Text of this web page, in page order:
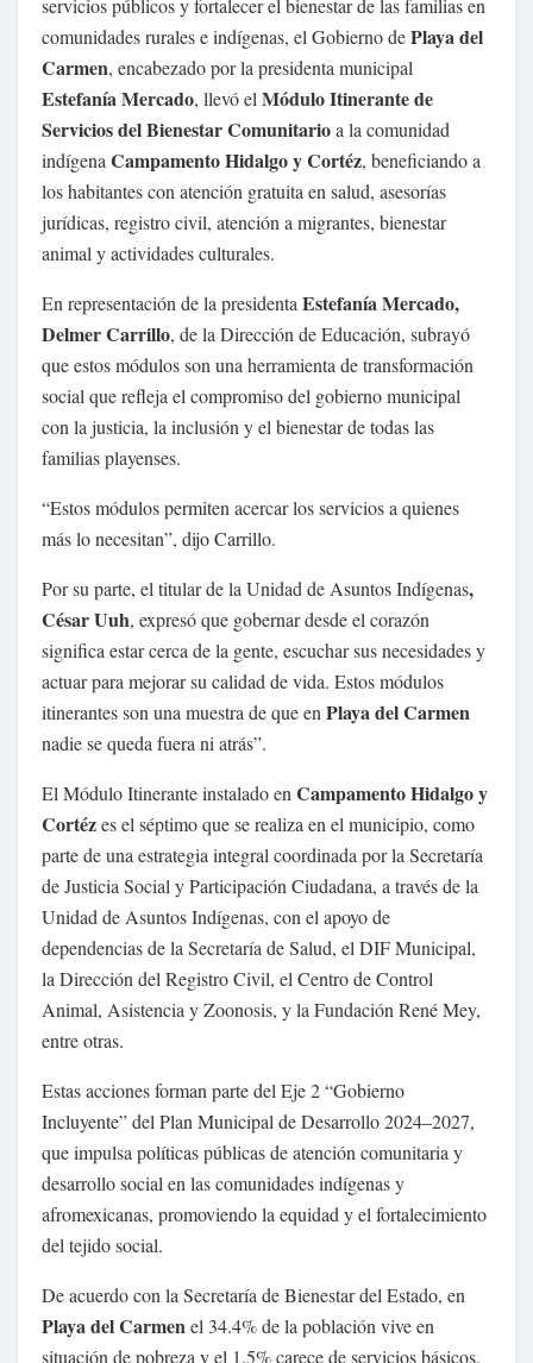
servicios públicos y fortalecer el bienestar de las familias en
comunidades rurales e indígenas, el Gobierno dePlaya del
Carmen, encabezado por la presidenta municipal
Estefanía Mercado, llevó el Módulo Itinerante de
Servicios del Bienestar Comunitarioa la comunidad
indígena Campamento Hidalgo y Cortéz, beneficiando a
los habitantes con atención gratuita en salud, asesorías
jurídicas, registro civil, atención a migrantes, bienestar
animal y actividades culturales.
En representación de la presidenta Estefanía Mercado,
Delmer Carrillo, de la Dirección de Educación, subrayó
que estos módulos son una herramienta de transformación
social que refleja el compromiso del gobierno municipal
con la justicia, la inclusión y el bienestar de todas las
familias playenses.
“Estos módulos permiten acercar los servicios a quienes
más lo necesitan”, dijo Carrillo.
Por su parte, el titular de la Unidad de Asuntos Indígenas,
César Uuh, expresó que gobernar desde el corazón
significa estar cerca de la gente, escuchar sus necesidades y
actuar para mejorar su calidad de vida. Estos módulos
itinerantes son una muestra de que en Playa del Carmen
nadie se queda fuera ni atrás”.
El Módulo Itinerante instalado en Campamento Hidalgo y
Cortézes el séptimo que se realiza en el municipio, como
parte de una estrategia integral coordinada por la Secretaría
de Justicia Social y Participación Ciudadana, a través de la
Unidad de Asuntos Indígenas, con el apoyo de
dependencias de la Secretaría de Salud, el DIF Municipal,
la Dirección del Registro Civil, el Centro de Control
Animal, Asistencia y Zoonosis, y la Fundación René Mey,
entre otras.
Estas acciones forman parte del Eje 2 “Gobierno
Incluyente” del Plan Municipal de Desarrollo 2024–2027,
que impulsa políticas públicas de atención comunitaria y
desarrollo social en las comunidades indígenas y
afromexicanas, promoviendo la equidad y el fortalecimiento
del tejido social.
De acuerdo con la Secretaría de Bienestar del Estado, en
Playa del Carmenel 34.4% de la población vive en
situación de pobreza y el 1.5% carece de servicios básicos.